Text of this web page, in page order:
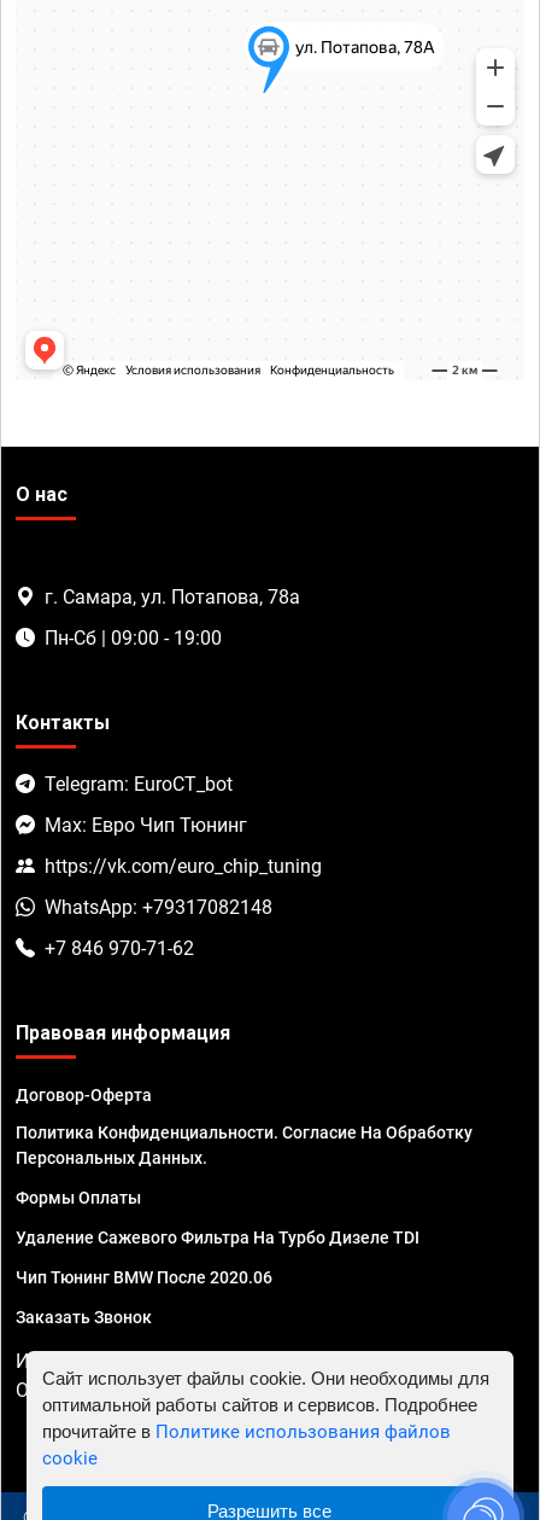
О нас
г. Самара, ул. Потапова, 78а
Пн-Сб | 09:00 - 19:00
Контакты
Telegram: EuroCT_bot
Max: Евро Чип Тюнинг
https://vk.com/euro_chip_tuning
WhatsApp: +79317082148
+7 846 970-71-62
Правовая информация
Договор-Оферта
Политика Конфиденциальности. Согласие На Обработку
Персональных Данных.
Формы Оплаты
Удаление Сажевого Фильтра На Турбо Дизеле TDI
Чип Тюнинг BMW После 2020.06
Заказать Звонок
ИП Смирнов Георгий Павлович. ИНН 781302555843,
ОГРНИП 324470400032610
Сайт использует файлы cookie. Они необходимы для
оптимальной работы сайтов и сервисов. Подробнее
прочитайте в Политике использования файлов
cookie
Разрешить все